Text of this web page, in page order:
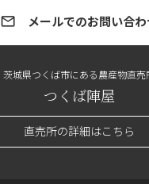
mail メールでのお問い合
茨城県つくば市にある農産物直売
つくば陣屋
直売所の詳細はこちら